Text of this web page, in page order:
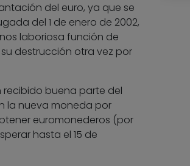
del euro, ya que se
del 1 de enero de 2002,
laboriosa función de
destrucción otra vez por
recibido buena parte del
la nueva moneda por
euromonederos (por
hasta el 15 de